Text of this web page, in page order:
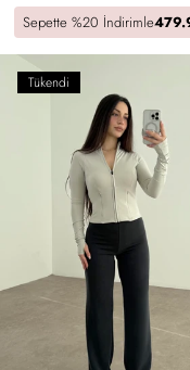
Sepette %20 İndirimle
Tükendi